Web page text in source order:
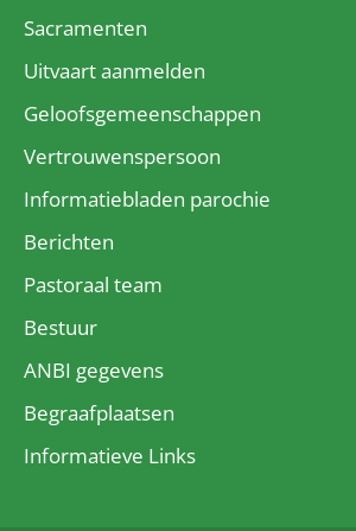
Sacramenten
Uitvaart aanmelden
Geloofsgemeenschappen
Vertrouwenspersoon
Informatiebladen parochie
Berichten
Pastoraal team
Bestuur
ANBI gegevens
Begraafplaatsen
Informatieve Links